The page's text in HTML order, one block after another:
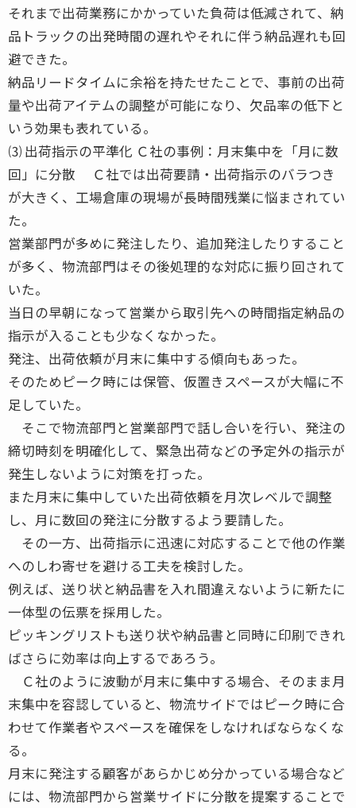
それまで出荷業務にかかっていた負荷は低減されて、納
品トラックの出発時間の遅れやそれに伴う納品遅れも回
避できた。
納品リードタイムに余裕を持たせたことで、事前の出荷
量や出荷アイテムの調整が可能になり、欠品率の低下と
いう効果も表れている。
⑶ 出荷指示の平準化 Ｃ社の事例：月末集中を「月に数
回」に分散 Ｃ社では出荷要請・出荷指示のバラつき
が大きく、工場倉庫の現場が長時間残業に悩まされてい
た。
営業部門が多めに発注したり、追加発注したりすること
が多く、物流部門はその後処理的な対応に振り回されて
いた。
当日の早朝になって営業から取引先への時間指定納品の
指示が入ることも少なくなかった。
発注、出荷依頼が月末に集中する傾向もあった。
そのためピーク時には保管、仮置きスペースが大幅に不
足していた。
そこで物流部門と営業部門で話し合いを行い、発注の
締切時刻を明確化して、緊急出荷などの予定外の指示が
発生しないように対策を打った。
また月末に集中していた出荷依頼を月次レベルで調整
し、月に数回の発注に分散するよう要請した。
その一方、出荷指示に迅速に対応することで他の作業
へのしわ寄せを避ける工夫を検討した。
例えば、送り状と納品書を入れ間違えないように新たに
一体型の伝票を採用した。
ピッキングリストも送り状や納品書と同時に印刷できれ
ばさらに効率は向上するであろう。
Ｃ社のように波動が月末に集中する場合、そのまま月
末集中を容認していると、物流サイドではピーク時に合
わせて作業者やスペースを確保をしなければならなくな
る。
月末に発注する顧客があらかじめ分かっている場合など
には、物流部門から営業サイドに分散を提案することで